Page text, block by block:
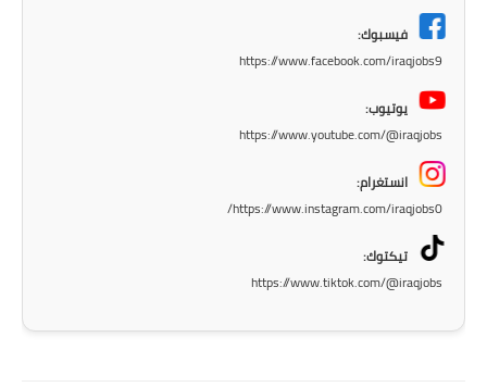
فيسبوك:
https://www.facebook.com/iraqjobs9
يوتيوب:
https://www.youtube.com/@iraqjobs
انستغرام:
https://www.instagram.com/iraqjobs0/
تيكتوك:
https://www.tiktok.com/@iraqjobs